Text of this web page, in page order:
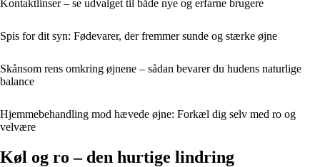
Kontaktlinser – se udvalget til både nye og erfarne brugere
Spis for dit syn: Fødevarer, der fremmer sunde og stærke øjne
Skånsom rens omkring øjnene – sådan bevarer du hudens naturlige
balance
Hjemmebehandling mod hævede øjne: Forkæl dig selv med ro og
velvære
Køl og ro – den hurtige lindring